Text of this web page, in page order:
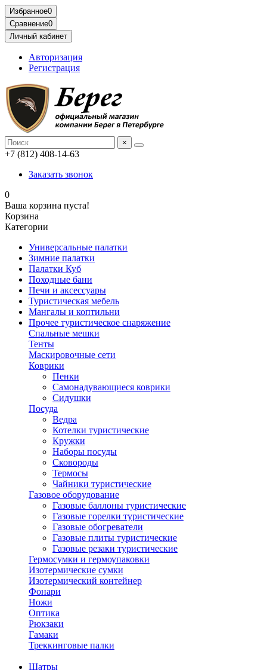
Избранное0
Сравнение0
Личный кабинет
Авторизация
Регистрация
×
+7 (812) 408-14-63
Заказать звонок
0
Ваша корзина пуста!
Корзина
Категории
Универсальные палатки
Зимние палатки
Палатки Куб
Походные бани
Печи и аксессуары
Туристическая мебель
Мангалы и коптильни
Прочее туристическое снаряжение
Спальные мешки
Тенты
Маскировочные сети
Коврики
Пенки
Самонадувающиеся коврики
Сидушки
Посуда
Ведра
Котелки туристические
Кружки
Наборы посуды
Сковороды
Термосы
Чайники туристические
Газовое оборудование
Газовые баллоны туристические
Газовые горелки туристические
Газовые обогреватели
Газовые плиты туристические
Газовые резаки туристические
Гермосумки и гермоупаковки
Изотермические сумки
Изотермический контейнер
Фонари
Ножи
Оптика
Рюкзаки
Гамаки
Треккинговые палки
Шатры